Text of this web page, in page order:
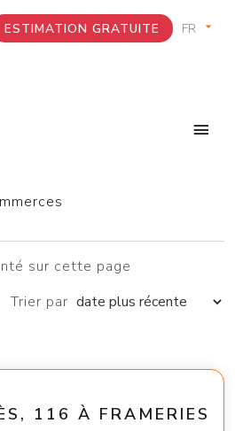
ESTIMATION GRATUITE
sur cette page
Trier par
116 À FRAMERIES